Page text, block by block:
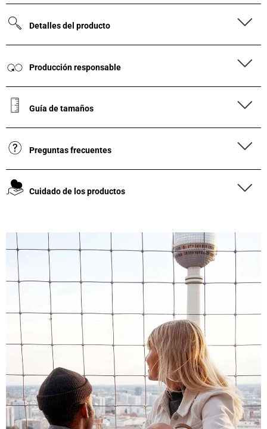
4,8 Calificación Reseñas
Leer todas las reseñas
Detalles del producto
Producción responsable
Guía de tamaños
Preguntas frecuentes
Cuidado de los productos